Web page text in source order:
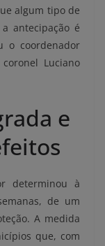
algum tipo de
antecipação é
o coordenador
Luciano
e
determinou à
de um
A medida
que, com